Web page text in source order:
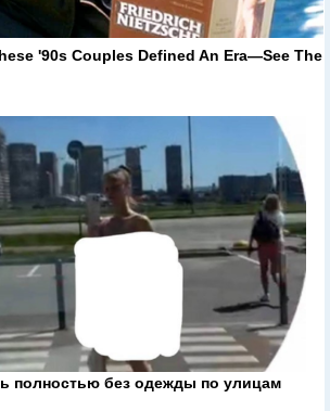
'90s Couples Defined An Era—See The
полностью без одежды по улицам